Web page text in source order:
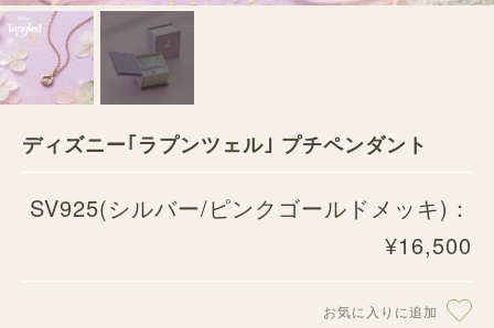
ディズニー｢ラプンツェル｣ プチペンダント
SV925(シルバー/ピンクゴールドメッキ)：
¥16,500
お気に入りに追加